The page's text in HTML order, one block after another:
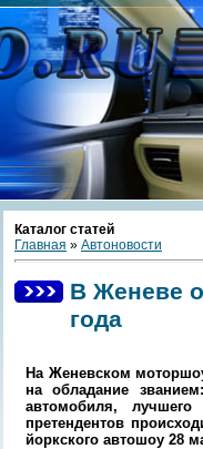
Каталог статей
Главная » Автоновости
В Женеве
года
На Женевском
на обладание
автомобиля,
претендентов
йоркского автошоу 28